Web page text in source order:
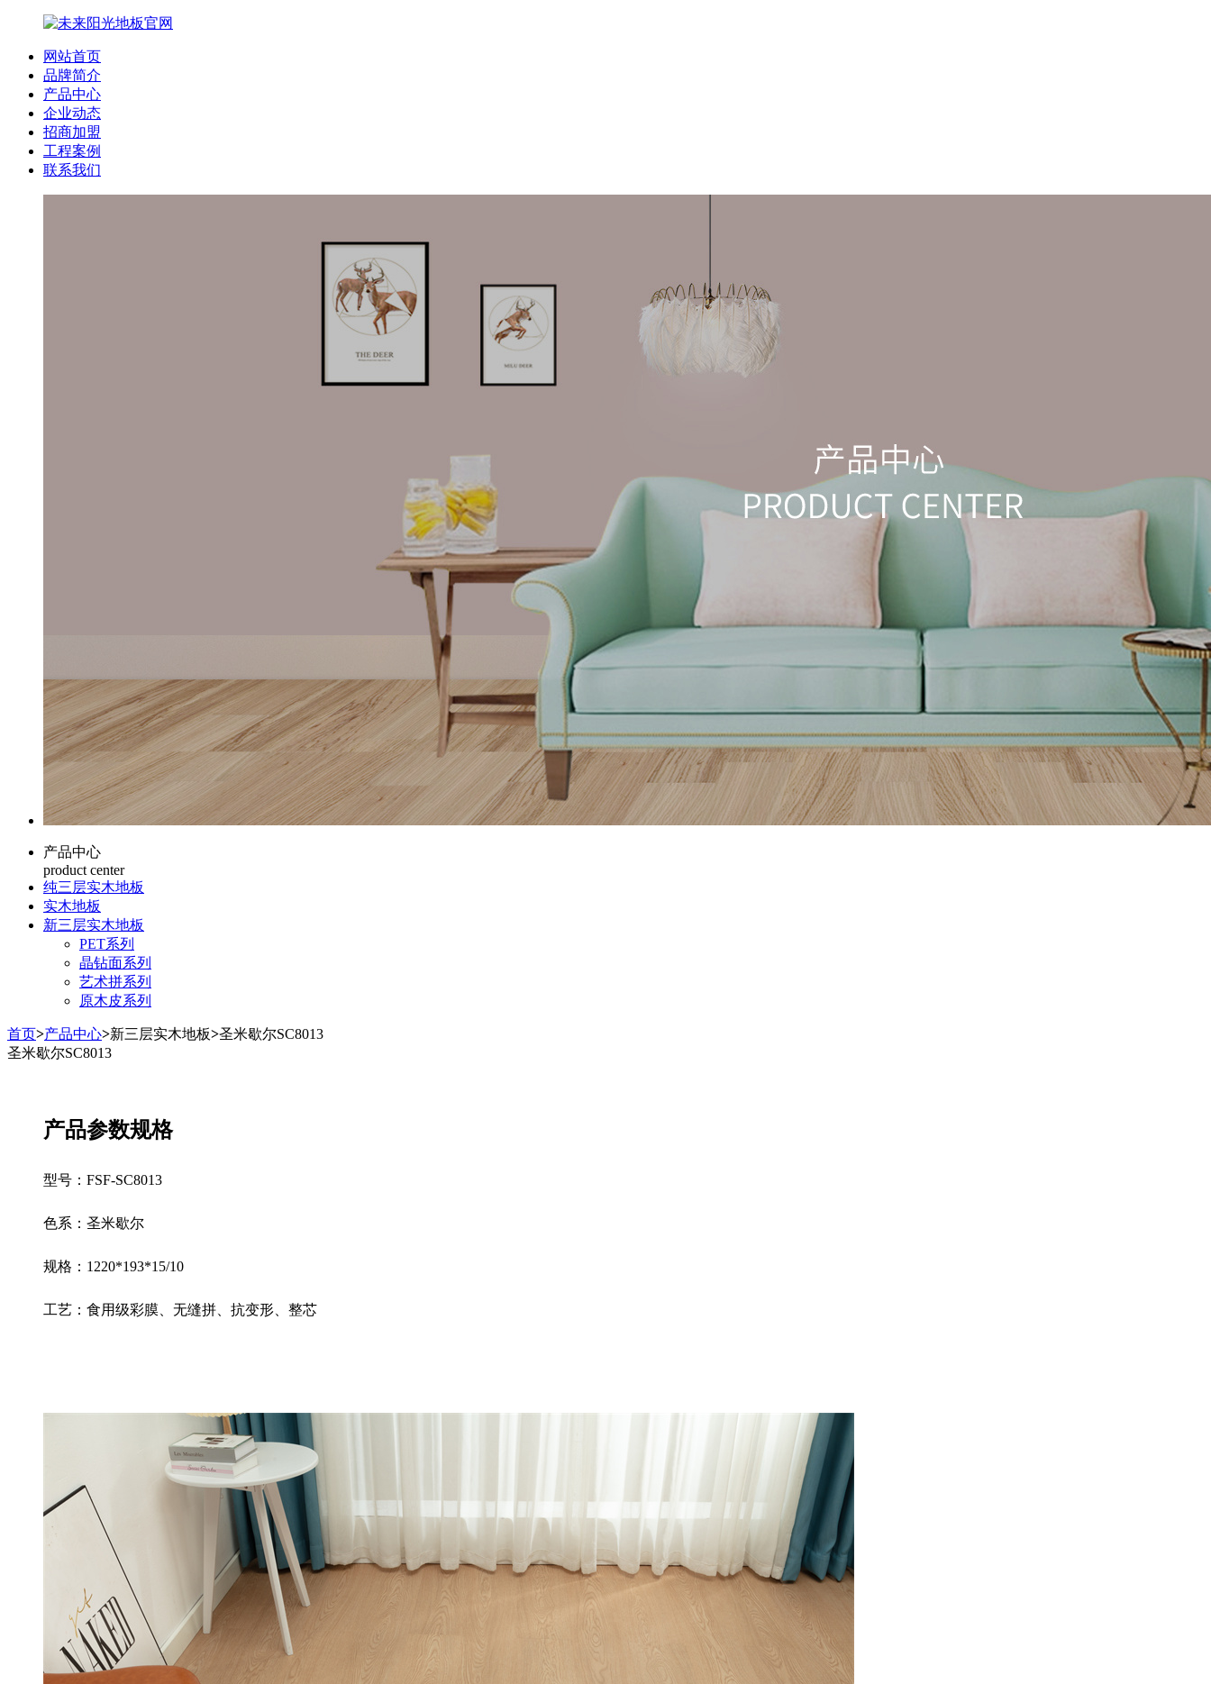
网站首页
品牌简介
产品中心
企业动态
招商加盟
工程案例
联系我们
产品中心
product center
纯三层实木地板
实木地板
新三层实木地板
PET系列
晶钻面系列
艺术拼系列
原木皮系列
首页>产品中心>新三层实木地板>圣米歇尔SC8013
圣米歇尔SC8013
产品参数规格
型号： FSF-SC8013
色系：圣米歇尔
规格： 1220*193*15/10
工艺：食用级彩膜、无缝拼、抗变形、整芯